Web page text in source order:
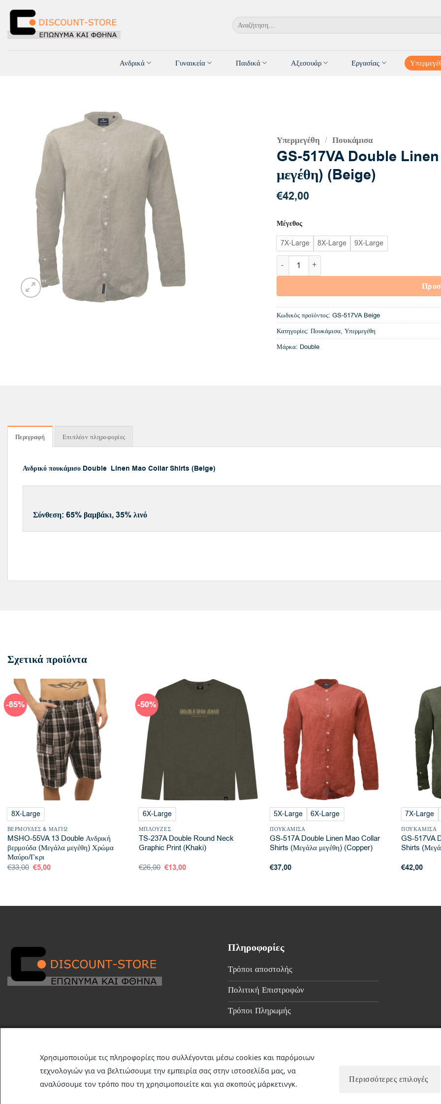
στο
περιεχόμενο
Αναζήτηση
για:
Ανδρικά Γυναικεία Παιδικά Αξεσουάρ Εργασίας
Υπερμεγέθη / Πουκάμισα
GS-517VA Double
μεγέθη) (Beige)
€42,00
Μέγεθος
7X-Large 8X-Large 9X-Large
GS-517VA Double Linen Mao Collar Shirts
Κωδικός προϊόντος: GS-517VA Beige
Κατηγορίες: Πουκάμισα, Υπερμεγέθη
Μάρκα: Double
Περιγραφή Επιπλέον πληροφορίες
Ανδρικό πουκάμισο Double Linen Mao Collar Shirts (Beige)
Σύνθεση: 65% βαμβάκι, 35% λινό
Σχετικά προϊόντα
-85%
8X-Large
ΒΕΡΜΟΎΔΕΣ & ΜΑΓΙΏ
MSHO-55VA 13 Double Ανδρική
βερμούδα (Μεγάλα μεγέθη) Χρώμα
Μαύρο/Γκρι
€33,00 Original
price
€5,00Η
-50%
6X-Large
ΜΠΛΟΎΖΕΣ
TS-237A Double Round Neck
Graphic Print (Khaki)
€26,00 Original
price
€13,00Η
5X-Large 6X-Large
ΠΟΥΚΆΜΙΣΑ
GS-517A Double Linen Mao Collar
Shirts (Μεγάλα μεγέθη) (Copper)
€37,00
7X-Large
ΠΟΥΚΆΜΙΣΑ
GS-517VA
Shirts
€42,00
Πληροφορίες
Τρόποι αποστολής
Πολιτική Επιστροφών
Τρόποι Πληρωμής
© 2026 | Discount-Store.gr | Developed bynetmind | Marketing by
Χρησιμοποιούμε τις πληροφορίες που συλλέγονται μέσω cookies και παρόμοιων
τεχνολογιών για να βελτιώσουμε την εμπειρία σας στην ιστοσελίδα μας, να
αναλύσουμε τον τρόπο που τη χρησιμοποιείτε και για σκοπούς μάρκετινγκ.
Περισσότερες επιλογές